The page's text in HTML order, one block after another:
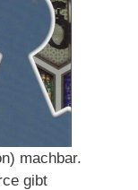
machbar.
gibt